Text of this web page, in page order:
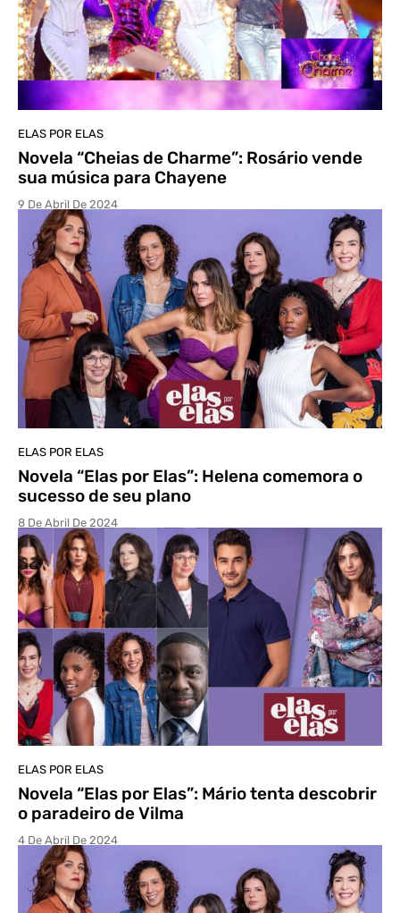
ELAS POR ELAS
Novela “Cheias de Charme”: Rosário vende
sua música para Chayene
9 De Abril De 2024
ELAS POR ELAS
Novela “Elas por Elas”: Helena comemora o
sucesso de seu plano
8 De Abril De 2024
ELAS POR ELAS
Novela “Elas por Elas”: Mário tenta descobrir
o paradeiro de Vilma
4 De Abril De 2024